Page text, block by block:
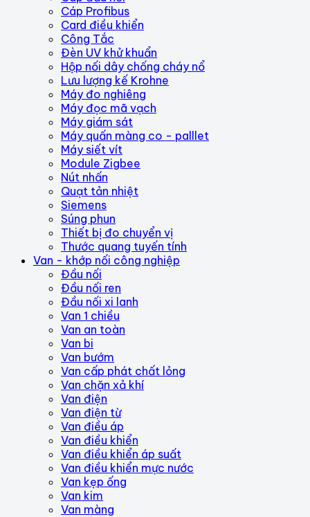
Cáp Profibus
Card điều khiển
Công Tắc
Đèn UV khử khuẩn
Hộp nối dây chống cháy nổ
Lưu lượng kế Krohne
Máy đo nghiêng
Máy đọc mã vạch
Máy giám sát
Máy quấn màng co - palllet
Máy siết vít
Module Zigbee
Nút nhấn
Quạt tản nhiệt
Siemens
Súng phun
Thiết bị đo chuyển vị
Thước quang tuyến tính
Van - khớp nối công nghiệp
Đầu nối
Đầu nối ren
Đầu nối xi lanh
Van 1 chiều
Van an toàn
Van bi
Van bướm
Van cấp phát chất lỏng
Van chặn xả khí
Van điện
Van điện từ
Van điều áp
Van điều khiển
Van điều khiển áp suất
Van điều khiển mực nước
Van kẹp ống
Van kim
Van màng